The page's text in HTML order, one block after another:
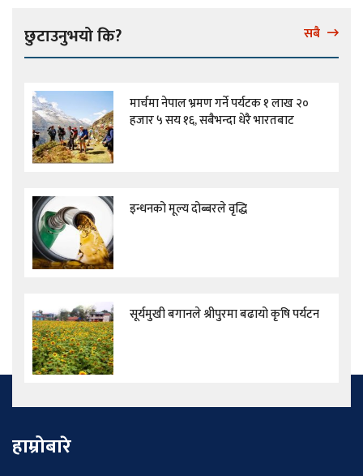
छुटाउनुभयो कि? सबै
मार्चमा नेपाल भ्रमण गर्ने पर्यटक १ लाख २०
हजार ५ सय १६, सबैभन्दा धेरै भारतबाट
इन्धनको मूल्य दोब्बरले वृद्धि
सूर्यमुखी बगानले श्रीपुरमा बढायो कृषि पर्यटन
हाम्रोबारे